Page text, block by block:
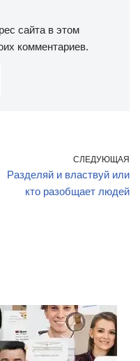
сайта в этом
комментариев.
СЛЕДУЮЩАЯ
Разделяй и властвуй или
кто разобщает людей